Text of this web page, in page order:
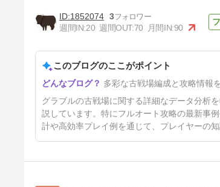
土古戦場3500万肉集め編成：
片面カグヤや0ポチ攻撃のみ、
ル】
7ヶ月前
1852074 3
週間IN:20 週間OUT:70 月間IN:90
このブログのここがポイント
多彩な古戦場編成と攻略情報
グラブルの古戦場に関する詳細なデータ分析
説しています。特にフルオート攻略の最新事
計や高効率プレイ例を通じて、プレイヤーの